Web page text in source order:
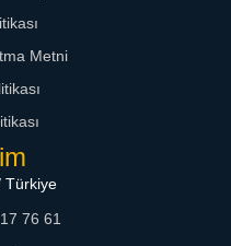
Metni
Türkiye
76 61